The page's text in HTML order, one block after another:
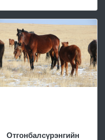
Отгонбалсүрэнгийн